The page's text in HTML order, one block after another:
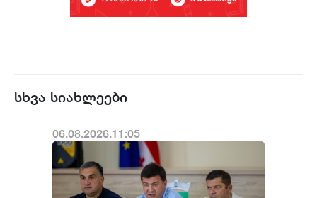
სხვა სიახლეები
06.08.2026.11:05